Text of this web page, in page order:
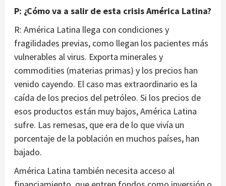
P: ¿Cómo va a salir de esta crisis América Latina?
R: América Latina llega con condiciones y
fragilidades previas, como llegan los pacientes más
vulnerables al virus. Exporta minerales y
commodities (materias primas) y los precios han
venido cayendo. El caso mas extraordinario es la
caída de los precios del petróleo. Si los precios de
esos productos están muy bajos, América Latina
sufre. Las remesas, que era de lo que vivía un
porcentaje de la población en muchos países, han
bajado.
América Latina también necesita acceso al